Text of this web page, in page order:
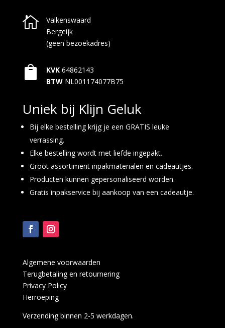

Valkenswaard
Bergeijk
(geen bezoekadres)
 KVK 64862143
BTW NL001174077B75
Uniek bij Klijn Geluk
Bij elke bestelling krijg je een GRATIS leuke
verrassing.
Elke bestelling wordt met liefde ingepakt.
Groot assortiment inpakmaterialen en cadeautjes.
Producten kunnen gepersonaliseerd worden.
Gratis inpakservice bij aankoop van een cadeautje.
Algemene voorwaarden
Terugbetaling en retournering
Privacy Policy
Herroeping
Verzending binnen 2-5 werkdagen.